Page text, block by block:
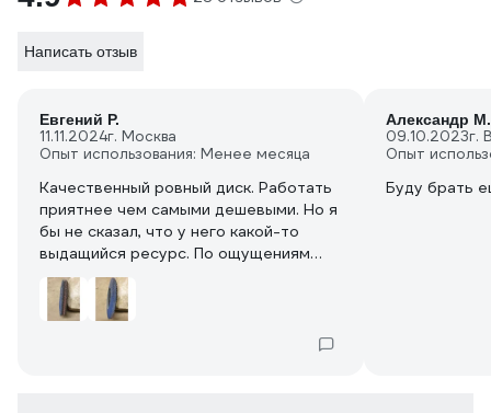
Написать отзыв
Евгений Р.
11.11.2024г. Москва
Опыт использования: Менее месяца
Качественный ровный диск. Работать
приятнее чем самыми дешевыми. Но я
бы не сказал, что у него какой-то
выдащийся ресурс. По ощущениям
примерно в 2 раза дольше служит. На
фото для сравнения аналогичный диск
известного отечественного
Александр М.
09.10.2023г.
Опыт
Буду брать